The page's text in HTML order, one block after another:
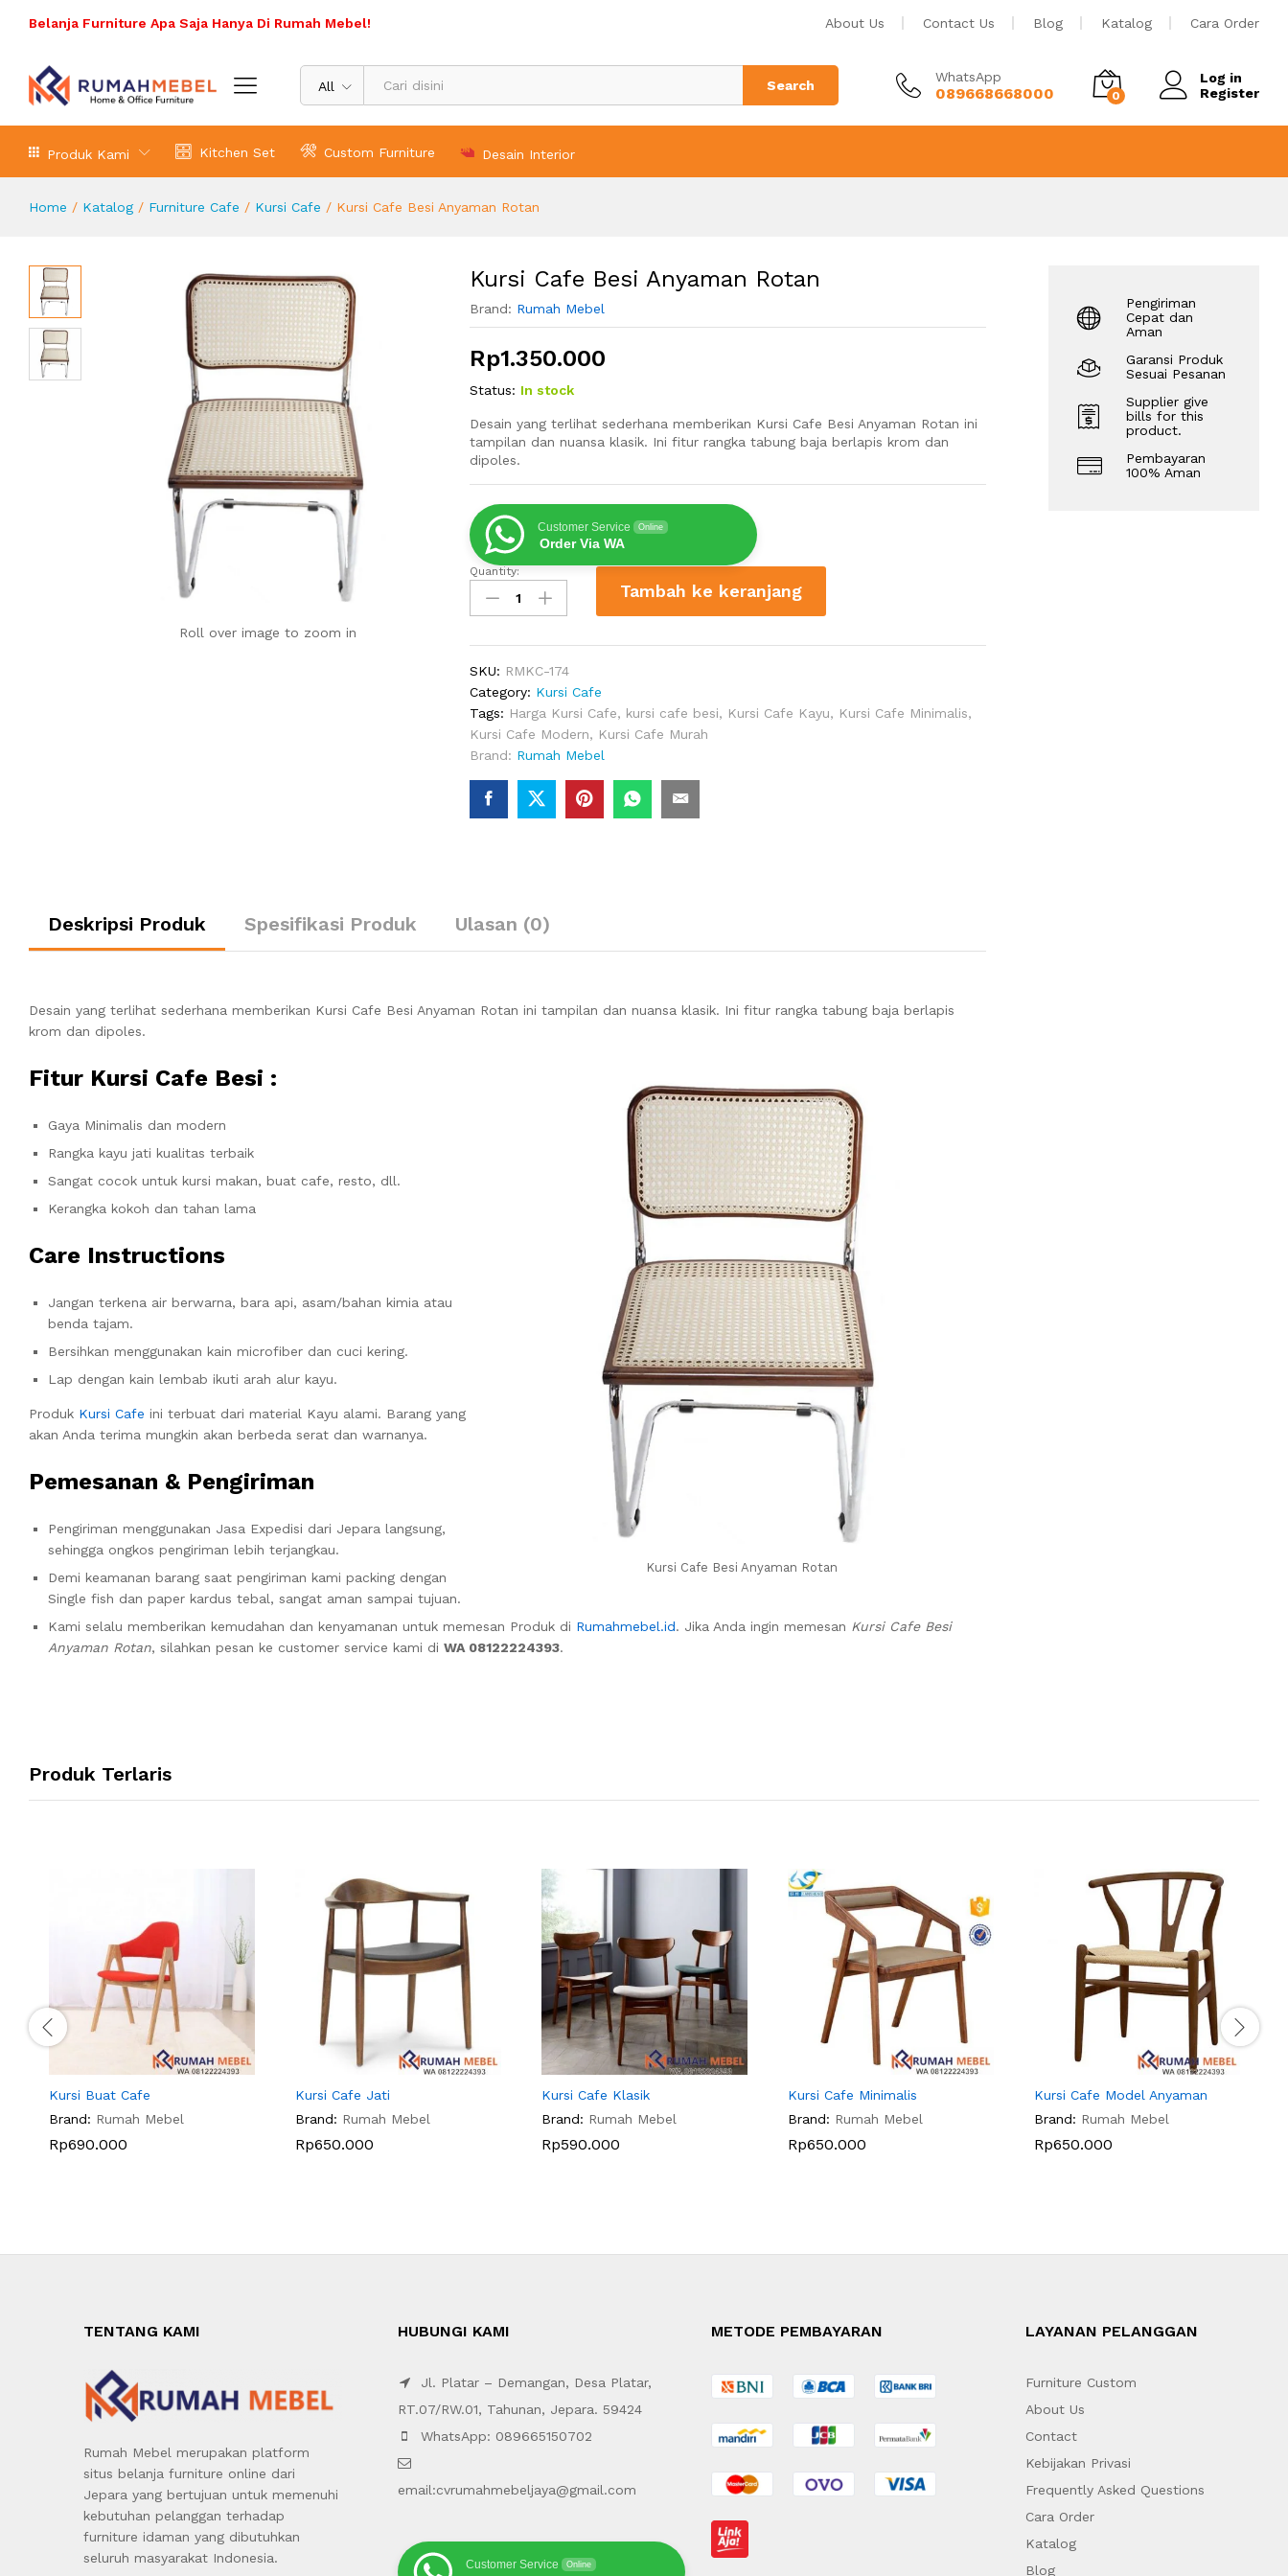
Belanja Furniture Apa Saja Hanya Di Rumah Mebel! About Us Contact Us Blog Katalog Cara Order
All Search
WhatsApp
089668668000 0
Log in
Register
Produk Kami Kitchen Set Custom Furniture Desain Interior
Home / Katalog / Furniture Cafe / Kursi Cafe / Kursi Cafe Besi Anyaman Rotan
Roll over image to zoom in
Kursi Cafe Besi Anyaman Rotan
Brand: Rumah Mebel
Rp1.350.000
Status: In stock
Desain yang terlihat sederhana memberikan Kursi Cafe Besi Anyaman Rotan ini
tampilan dan nuansa klasik. Ini fitur rangka tabung baja berlapis krom dan
dipoles.
Customer Service Online
Order Via WA
Kursi
Cafe
Besi
quantity
Quantity:
Tambah ke keranjang
SKU: RMKC-174
Category: Kursi Cafe
Tags: Harga Kursi Cafe, kursi cafe besi, Kursi Cafe Kayu, Kursi Cafe Minimalis,
Kursi Cafe Modern, Kursi Cafe Murah
Brand: Rumah Mebel
Deskripsi Produk Spesifikasi Produk Ulasan (0)
Desain yang terlihat sederhana memberikan Kursi Cafe Besi Anyaman Rotan ini tampilan dan nuansa klasik. Ini fitur rangka tabung baja berlapis
krom dan dipoles.
Kursi Cafe Besi Anyaman Rotan
Fitur Kursi Cafe Besi :
Gaya Minimalis dan modern
Rangka kayu jati kualitas terbaik
Sangat cocok untuk kursi makan, buat cafe, resto, dll.
Kerangka kokoh dan tahan lama
Care Instructions
Jangan terkena air berwarna, bara api, asam/bahan kimia atau
benda tajam.
Bersihkan menggunakan kain microfiber dan cuci kering.
Lap dengan kain lembab ikuti arah alur kayu.
Produk Kursi Cafe ini terbuat dari material Kayu alami. Barang yang
akan Anda terima mungkin akan berbeda serat dan warnanya.
Pemesanan & Pengiriman
Pengiriman menggunakan Jasa Expedisi dari Jepara langsung,
sehingga ongkos pengiriman lebih terjangkau.
Demi keamanan barang saat pengiriman kami packing dengan
Single fish dan paper kardus tebal, sangat aman sampai tujuan.
Kami selalu memberikan kemudahan dan kenyamanan untuk memesan Produk di Rumahmebel.id. Jika Anda ingin memesan Kursi Cafe Besi
Anyaman Rotan, silahkan pesan ke customer service kami di WA 08122224393.
Pengiriman
Cepat dan
Aman
Garansi Produk
Sesuai Pesanan
Supplier give
bills for this
product.
Pembayaran
100% Aman
Produk Terlaris
Kursi Buat Cafe
Brand: Rumah Mebel
Rp690.000
Kursi Cafe Jati
Brand: Rumah Mebel
Rp650.000
Kursi Cafe Klasik
Brand: Rumah Mebel
Rp590.000
Kursi Cafe Minimalis
Brand: Rumah Mebel
Rp650.000
Kursi Cafe Model Anyaman
Brand: Rumah Mebel
Rp650.000
TENTANG KAMI
Rumah Mebel merupakan platform
situs belanja furniture online dari
Jepara yang bertujuan untuk memenuhi
kebutuhan pelanggan terhadap
furniture idaman yang dibutuhkan
seluruh masyarakat Indonesia.
HUBUNGI KAMI
Jl. Platar – Demangan, Desa Platar,
RT.07/RW.01, Tahunan, Jepara. 59424
WhatsApp: 089665150702
email:cvrumahmebeljaya@gmail.com
Customer Service Online
METODE PEMBAYARAN LAYANAN PELANGGAN
Furniture Custom
About Us
Contact
Kebijakan Privasi
Frequently Asked Questions
Cara Order
Katalog
Blog
Deskripsi Produk Spesifikasi Produk
Rp1.350.000 Tambah ke keranjang